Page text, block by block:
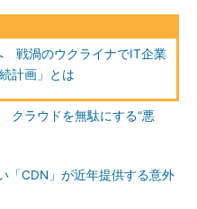
戦渦のウクライナでIT企業
計画」とは
クラウドを無駄にする“悪
「CDN」が近年提供する意外